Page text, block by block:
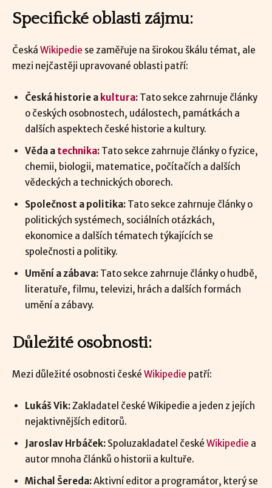
Specifické oblasti zájmu:
Česká Wikipedie se zaměřuje na širokou škálu témat, ale
mezi nejčastěji upravované oblasti patří:
Česká historie a kultura: Tato sekce zahrnuje články
o českých osobnostech, událostech, památkách a
dalších aspektech české historie a kultury.
Věda a technika: Tato sekce zahrnuje články o fyzice,
chemii, biologii, matematice, počítačích a dalších
vědeckých a technických oborech.
Společnost a politika: Tato sekce zahrnuje články o
politických systémech, sociálních otázkách,
ekonomice a dalších tématech týkajících se
společnosti a politiky.
Umění a zábava: Tato sekce zahrnuje články o hudbě,
literatuře, filmu, televizi, hrách a dalších formách
umění a zábavy.
Důležité osobnosti:
Mezi důležité osobnosti české Wikipedie patří:
Lukáš Vik:Zakladatel české Wikipedie a jeden z jejích
nejaktivnějších editorů.
Jaroslav Hrbáček: Spoluzakladatel české Wikipedie a
autor mnoha článků o historii a kultuře.
Michal Šereda:Aktivní editor a programátor, který se